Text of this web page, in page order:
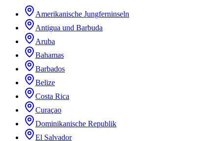
Amerikanische Jungferninseln
Antigua und Barbuda
Aruba
Bahamas
Barbados
Belize
Costa Rica
Curaçao
Dominikanische Republik
El Salvador